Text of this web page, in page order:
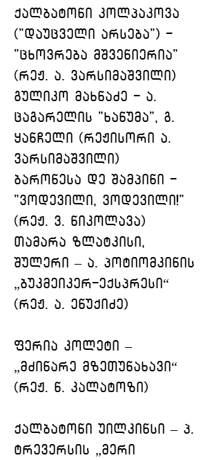
ქალბატონი კოლპაკოვა
("დაუცველი არსება") -
"ცხოვრება მშვენიერია"
(რეჟ. ა. ვარსიმაშვილი)
გულიკო მახნაძე - ა.
ცაგარელის "ხანუმა", გ.
ყანჩელი (რეჟისორი ა.
ვარსიმაშვილი)
ბარონესა დე შამპინი -
"ვოდევილი, ვოდევილი!"
(რეჟ. ვ. ნიკოლავა)
თამარა ზლატკისი,
შულერი – ა. პოტიომკინის
„ბუკმეიკერ-ექსპრესი“
(რეჟ. ა. ენუქიძე)
ფერია კოლეტი –
„მძინარე მზეთუნახავი“
(რეჟ. ნ. კალატოზი)
ქალბატონი უილკინსი – პ.
ტრევერსის „მერი